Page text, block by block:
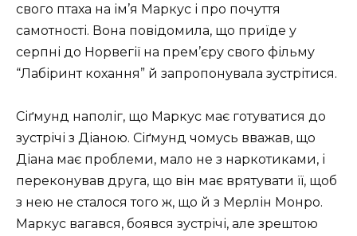
свого птаха на ім’я Маркус і про почуття
самотності. Вона повідомила, що приїде у
серпні до Норвегії на прем’єру свого фільму
“Лабіринт кохання” й запропонувала зустрітися.
Сіґмунд наполіг, що Маркус має готуватися до
зустрічі з Діаною. Сіґмунд чомусь вважав, що
Діана має проблеми, мало не з наркотиками, і
переконував друга, що він має врятувати її, щоб
з нею не сталося того ж, що й з Мерлін Монро.
Маркус вагався, боявся зустрічі, але зрештою